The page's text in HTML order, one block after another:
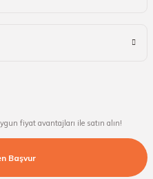
fiyat avantajları ile satın alın!
Başvur